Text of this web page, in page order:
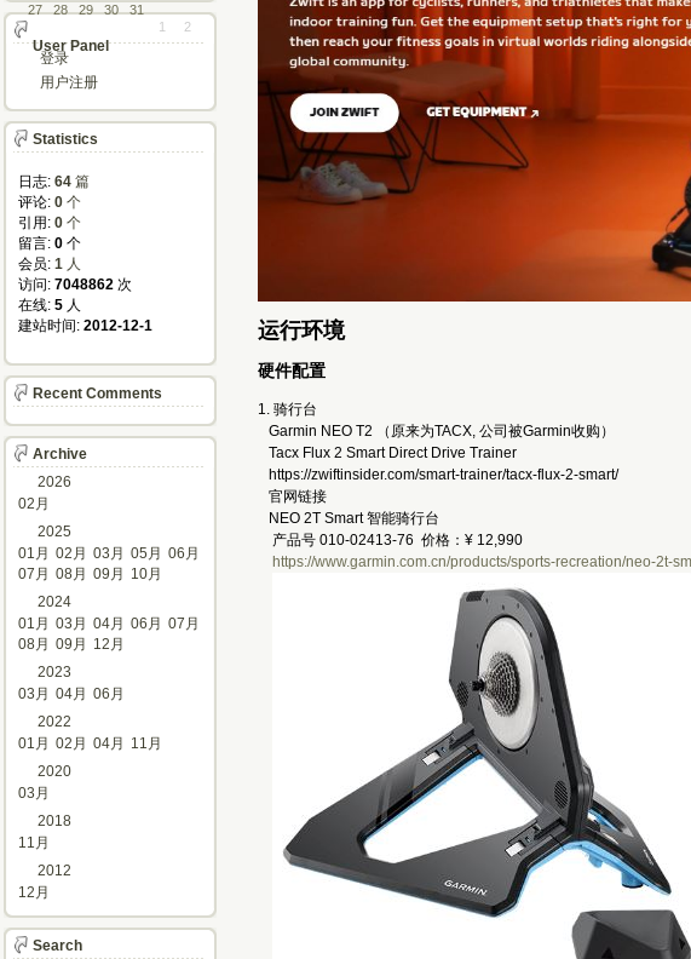
运行环境
硬件配置
1. 骑行台
Garmin NEO T2 （原来为TACX, 公司被Garmin收购）
Tacx Flux 2 Smart Direct Drive Trainer
https://zwiftinsider.com/smart-trainer/tacx-flux-2-smart/
官网链接
NEO 2T Smart 智能骑行台
产品号 010-02413-76 价格：¥ 12,990
https://www.garmin.com.cn/products/sports-recreation/neo-2t-
27
28 29 30
31
1
2
User Panel
登录
用户注册
Statistics
日志: 64 篇
评论: 0 个
引用: 0 个
留言: 0 个
会员: 1 人
访问: 7048862 次
在线: 5 人
建站时间: 2012-12-1
Recent Comments
Archive
2026
02月
2025
01月 02月 03月 05月 06月
07月 08月 09月
10月
2024
01月 03月 04月 06月 07月
08月 09月
12月
2023
03月 04月 06月
2022
01月 02月 04月
11月
2020
03月
2018
11月
2012
12月
Search